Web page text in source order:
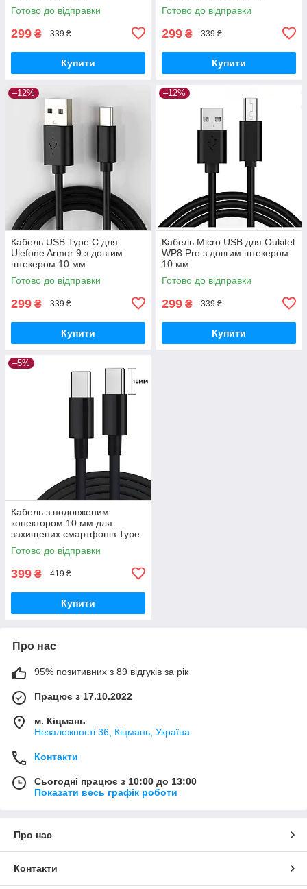
Готово до відправки
299 ₴ 339 ₴
Купити
Готово до відправки
299 ₴ 339 ₴
Купити
–12%
Кабель USB Type C для
Ulefone Armor 9 з довгим
штекером 10 мм
Готово до відправки
299 ₴ 339 ₴
Купити
–12%
Кабель Micro USB для Oukitel
WP8 Pro з довгим штекером
10 мм
Готово до відправки
299 ₴ 339 ₴
Купити
–5%
Кабель з подовженим
конектором 10 мм для
захищених смартфонів Type
C - Type C
Готово до відправки
399 ₴ 419 ₴
Купити
Про нас
95% позитивних з 89 відгуків за рік
Працює з 17.10.2022
м. Кіцмань
Незалежності 36, Кіцмань, Україна
Контакти
Сьогодні працює з 10:00 до 13:00
Показати весь графік роботи
Про нас
Контакти